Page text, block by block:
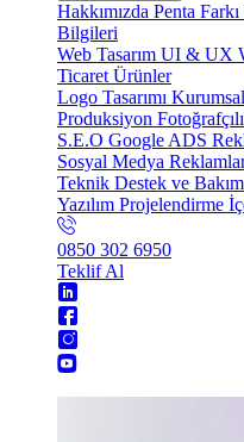
Hakkımızda Penta Farkı
Bilgileri
Web Tasarım UI & UX
Ticaret Ürünler
Logo Tasarımı
Produksiyon
S.E.O Google ADS
Sosyal Medya
Teknik Destek ve Bakım
Yazılım Projelendirme
0850 302 6950
Teklif Al